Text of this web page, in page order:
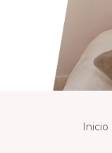
Inicio